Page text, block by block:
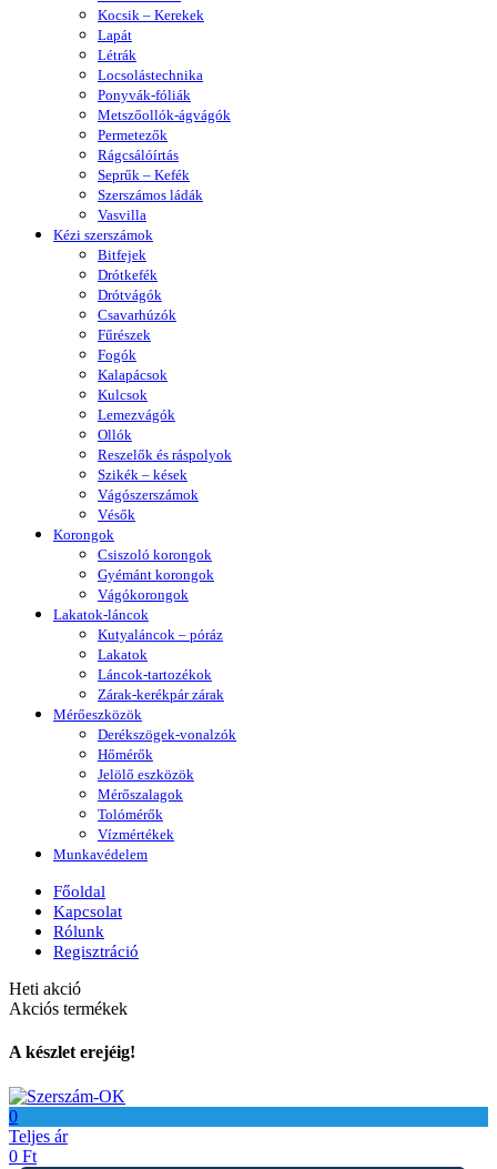
Kocsik – Kerekek
Lapát
Létrák
Locsolástechnika
Ponyvák-fóliák
Metszőollók-ágvágók
Permetezők
Rágcsálóírtás
Seprűk – Kefék
Szerszámos ládák
Vasvilla
Kézi szerszámok
Bitfejek
Drótkefék
Drótvágók
Csavarhúzók
Fűrészek
Fogók
Kalapácsok
Kulcsok
Lemezvágók
Ollók
Reszelők és ráspolyok
Szikék – kések
Vágószerszámok
Vésők
Korongok
Csiszoló korongok
Gyémánt korongok
Vágókorongok
Lakatok-láncok
Kutyaláncok – póráz
Lakatok
Láncok-tartozékok
Zárak-kerékpár zárak
Mérőeszközök
Derékszögek-vonalzók
Hőmérők
Jelölő eszközök
Mérőszalagok
Tolómérők
Vízmértékek
Munkavédelem
Főoldal
Kapcsolat
Rólunk
Regisztráció
Heti akció
Akciós termékek
A készlet erejéig!
0
Teljes ár
0 Ft